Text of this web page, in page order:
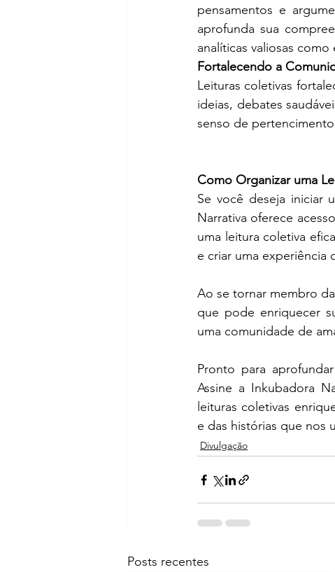
pensamentos e
aprofunda sua
analíticas valiosas como
Fortalecendo a
Leituras coletivas
ideias, debates
senso de
Como Organizar uma
Se você deseja iniciar
Narrativa oferece
uma leitura coletiva
e criar uma experiência
Ao se tornar membro
que pode enriquecer
uma comunidade de
Pronto para
Assine a Inkubadora
leituras coletivas
e das histórias que nos
Divulgação
Posts recentes